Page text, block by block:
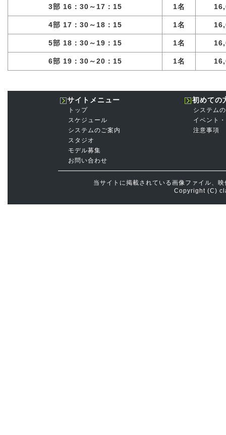
3部 16：30～17：15 1名
4部 17：30～18：15 1名
5部 18：30～19：15 1名
6部 19：30～20：15 1名
サイトメニュー
トップ
スケジュール
システムのご案内
スタジオ
モデル募集
お問い合わせ
初めての
システム
イベント
注意事項
当サイトに掲載されている画像ファイル、
Copyright (C)